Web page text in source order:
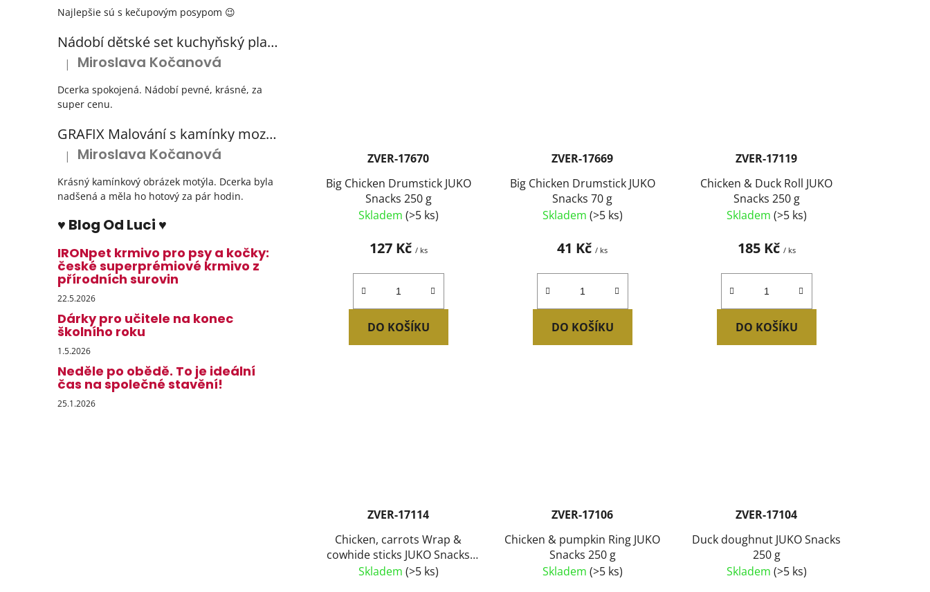
Najlepšie sú s kečupovým posypom 😉
Nádobí dětské set kuchyňský plastový s odkapávačem 3 barvy
Hodnocení produktu je 5 z 5 hvězdiček.
| Miroslava Kočanová
Dcerka spokojená. Nádobí pevné, krásné, za
super cenu.
GRAFIX Malování s kamínky mozaika diamantový obrázek 3 druhy
Hodnocení produktu je 5 z 5 hvězdiček.
| Miroslava Kočanová
Krásný kamínkový obrázek motýla. Dcerka byla
nadšená a měla ho hotový za pár hodin.
♥ Blog Od Luci ♥
IRONpet krmivo pro psy a kočky:
české superprémiové krmivo z
přírodních surovin
22.5.2026
Dárky pro učitele na konec
školního roku
1.5.2026
Neděle po obědě. To je ideální
čas na společné stavění!
25.1.2026
ZVER-17670
Big Chicken Drumstick JUKO
Snacks 250 g
Skladem (>5 ks)
127 Kč / ks
DO KOŠÍKU
ZVER-17669
Big Chicken Drumstick JUKO
Snacks 70 g
Skladem (>5 ks)
41 Kč/ ks
DO KOŠÍKU
ZVER-17119
Chicken & Duck Roll JUKO
Snacks 250 g
Skladem (>5 ks)
185 Kč / ks
DO KOŠÍKU
ZVER-17114
Chicken, carrots Wrap &
cowhide sticks JUKO Snacks
250 g
Skladem (>5 ks)
ZVER-17106
Chicken & pumpkin Ring JUKO
Snacks 250 g
Skladem (>5 ks)
ZVER-17104
Duck doughnut JUKO Snacks
250 g
Skladem (>5 ks)